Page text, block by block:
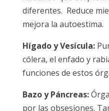
diferentes. Reduce
mejora la autoestima.
Hígado y Vesícula:
cólera, el enfado y
funciones de estos
Bazo y Páncreas:
por las obsesiones.